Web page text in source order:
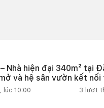
Nhà hiện đại 340m² tại
và hệ sân vườn kết nối
lúc 10:00 3 lượt